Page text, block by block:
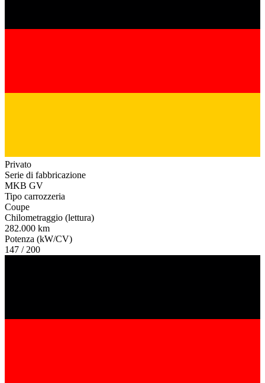
Privato
Serie di fabbricazione
MKB GV
Tipo carrozzeria
Coupe
Chilometraggio (lettura)
282.000 km
Potenza (kW/CV)
147 / 200